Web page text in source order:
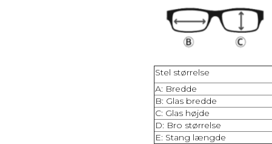
Stel størrelse
A: Bredde
B: Glas bredde
C: Glas højde
D: Bro størrelse
E: Stang længde